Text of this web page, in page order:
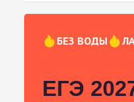
БЕЗ ВОДЫ
ЕГЭ